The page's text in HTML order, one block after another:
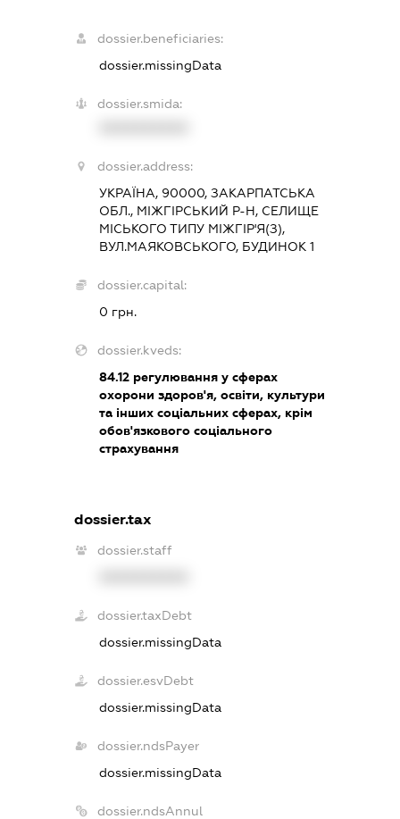
dossier.beneficiaries:
dossier.missingData
dossier.smida:
dossier.address:
УКРАЇНА, 90000, ЗАКАРПАТСЬКА
ОБЛ., МІЖГІРСЬКИЙ Р-Н, СЕЛИЩЕ
МІСЬКОГО ТИПУ МІЖГІР'Я(З),
ВУЛ.МАЯКОВСЬКОГО, БУДИНОК 1
dossier.capital:
0 грн.
dossier.kveds:
84.12регулювання у сферах
охорони здоров'я, освіти, культури
та інших соціальних сферах, крім
обов'язкового соціального
страхування
dossier.tax
dossier.staff
dossier.taxDebt
dossier.missingData
dossier.esvDebt
dossier.missingData
dossier.ndsPayer
dossier.missingData
dossier.ndsAnnul